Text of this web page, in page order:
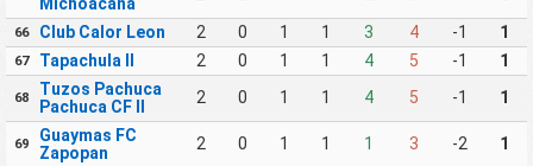
66 Club Calor Leon 2 0 1 1 3 4 -1 1
67 Tapachula II 2 0 1 1 4 5 -1 1
68
Tuzos Pachuca
Pachuca CF II
2 0 1 1 4 5 -1 1
69
Guaymas FC
Zapopan
2 0 1 1 1 3 -2 1